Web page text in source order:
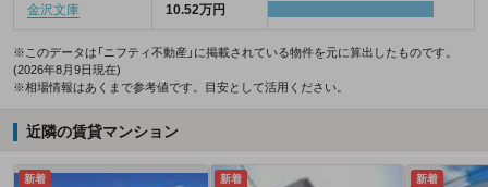
金沢文庫 10.52万円
※このデータは「ニフティ不動産」に掲載されている物件を元に算出したものです。
(2026年8月9日現在)
※相場情報はあくまで参考値です。目安として活用ください。
近隣の賃貸マンション
新着 新着 新着